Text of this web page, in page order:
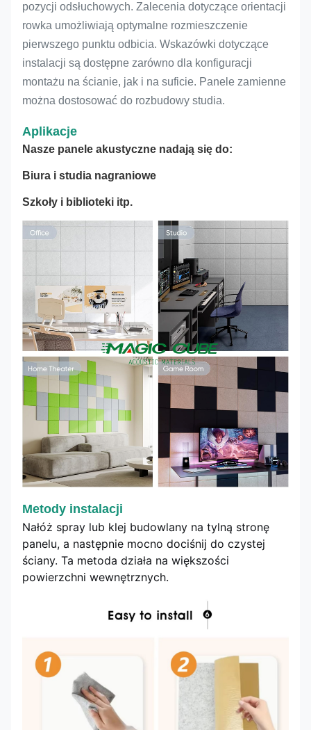
pozycji odsłuchowych. Zalecenia dotyczące orientacji
rowka umożliwiają optymalne rozmieszczenie
pierwszego punktu odbicia. Wskazówki dotyczące
instalacji są dostępne zarówno dla konfiguracji
montażu na ścianie, jak i na suficie. Panele zamienne
można dostosować do rozbudowy studia.
Aplikacje
Nasze panele akustyczne nadają się do:
Biura i studia nagraniowe
Szkoły i biblioteki itp.
Metody instalacji
Nałóż spray lub klej budowlany na tylną stronę
panelu, a następnie mocno dociśnij do czystej
ściany. Ta metoda działa na większości
powierzchni wewnętrznych.